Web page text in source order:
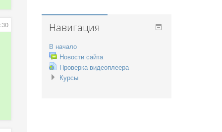
Навигация
В начало
Новости сайта
Проверка видеоплеера
Курсы